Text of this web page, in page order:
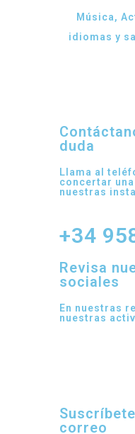
Música,
idiomas y
duda
Llama al
concertar
nuestras
+34
Revisa
sociales
En nuestras
nuestras
correo